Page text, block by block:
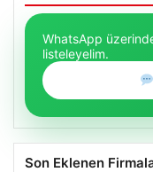
WhatsApp
listeleyelim.
Son Eklenen